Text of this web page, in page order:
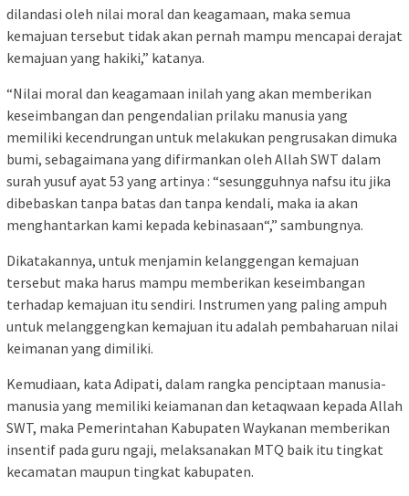
dilandasi oleh nilai moral dan keagamaan, maka semua
kemajuan tersebut tidak akan pernah mampu mencapai derajat
kemajuan yang hakiki,” katanya.
“Nilai moral dan keagamaan inilah yang akan memberikan
keseimbangan dan pengendalian prilaku manusia yang
memiliki kecendrungan untuk melakukan pengrusakan dimuka
bumi, sebagaimana yang difirmankan oleh Allah SWT dalam
surah yusuf ayat 53 yang artinya : “sesungguhnya nafsu itu jika
dibebaskan tanpa batas dan tanpa kendali, maka ia akan
menghantarkan kami kepada kebinasaan“,” sambungnya.
Dikatakannya, untuk menjamin kelanggengan kemajuan
tersebut maka harus mampu memberikan keseimbangan
terhadap kemajuan itu sendiri. Instrumen yang paling ampuh
untuk melanggengkan kemajuan itu adalah pembaharuan nilai
keimanan yang dimiliki.
Kemudiaan, kata Adipati, dalam rangka penciptaan manusia-
manusia yang memiliki keiamanan dan ketaqwaan kepada Allah
SWT, maka Pemerintahan Kabupaten Waykanan memberikan
insentif pada guru ngaji, melaksanakan MTQ baik itu tingkat
kecamatan maupun tingkat kabupaten.